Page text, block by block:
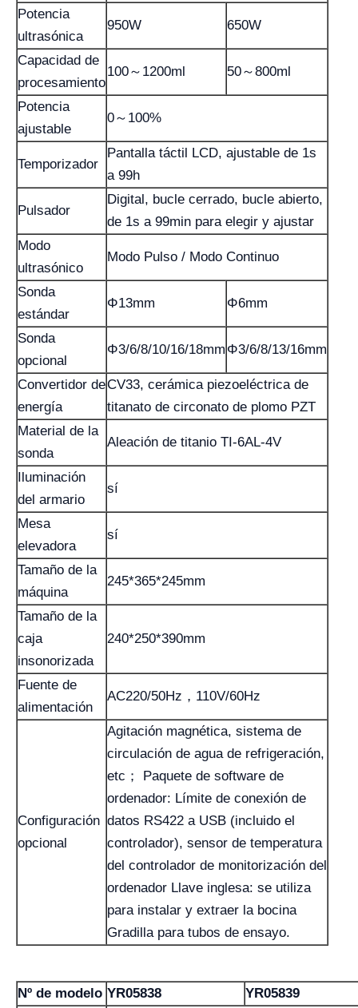
Potencia
ultrasónica
950W 650W
Capacidad de
procesamiento
100～1200ml 50～800ml
Potencia
ajustable
0～100%
Temporizador
Pantalla táctil LCD, ajustable de 1s
a 99h
Pulsador
Digital, bucle cerrado, bucle abierto,
de 1s a 99min para elegir y ajustar
Modo
ultrasónico
Modo Pulso / Modo Continuo
Sonda
estándar
Φ13mm Φ6mm
Sonda
opcional
Φ3/6/8/10/16/18mm Φ3/6/8/13/16mm
Convertidor de
energía
CV33, cerámica piezoeléctrica de
titanato de circonato de plomo PZT
Material de la
sonda
Aleación de titanio TI-6AL-4V
Iluminación
del armario
sí
Mesa
elevadora
sí
Tamaño de la
máquina
245*365*245mm
Tamaño de la
caja
insonorizada
240*250*390mm
Fuente de
alimentación
AC220/50Hz，110V/60Hz
Configuración
opcional
Agitación magnética, sistema de
circulación de agua de refrigeración,
etc； Paquete de software de
ordenador: Límite de conexión de
datos RS422 a USB (incluido el
controlador), sensor de temperatura
del controlador de monitorización del
ordenador Llave inglesa: se utiliza
para instalar y extraer la bocina
Gradilla para tubos de ensayo.
Nº de modelo YR05838
YR05839